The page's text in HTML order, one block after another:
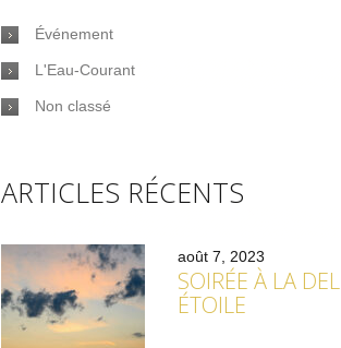
Événement
L'Eau-Courant
Non classé
ARTICLES RÉCENTS
août 7, 2023
SOIRÉE À LA DEL
ÉTOILE